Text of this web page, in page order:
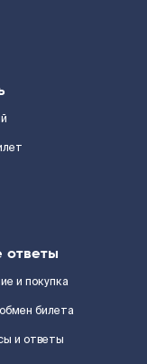
и покупка
билета
и ответы